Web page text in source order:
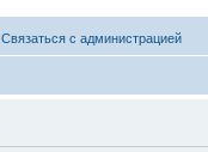
Связаться с администрацией